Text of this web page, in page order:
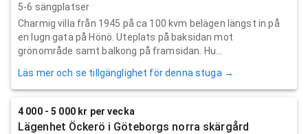
5-6 sängplatser
Charmig villa från 1945 på ca 100 kvm belägen längst in på
en lugn gata på Hönö. Uteplats på baksidan mot
grönområde samt balkong på framsidan. Hu...
Läs mer och se tillgänglighet för denna stuga →
4 000 - 5 000 kr per vecka
Lägenhet Öckerö i Göteborgs norra skärgård